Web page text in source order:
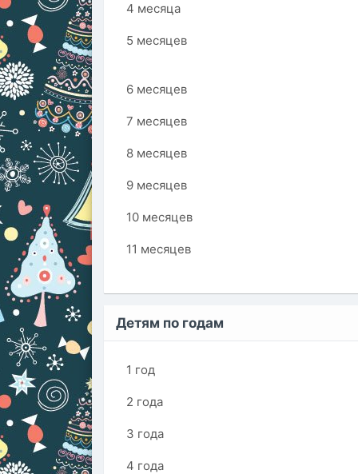
4 месяца
5 месяцев
6 месяцев
7 месяцев
8 месяцев
9 месяцев
10 месяцев
11 месяцев
Детям по годам
1 год
2 года
3 года
4 года